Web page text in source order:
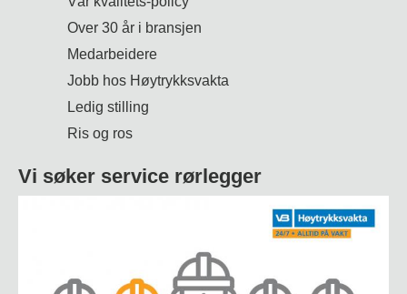
Over 30 år i bransjen
Medarbeidere
Jobb hos Høytrykksvakta
Ledig stilling
Ris og ros
Vi søker service rørlegger